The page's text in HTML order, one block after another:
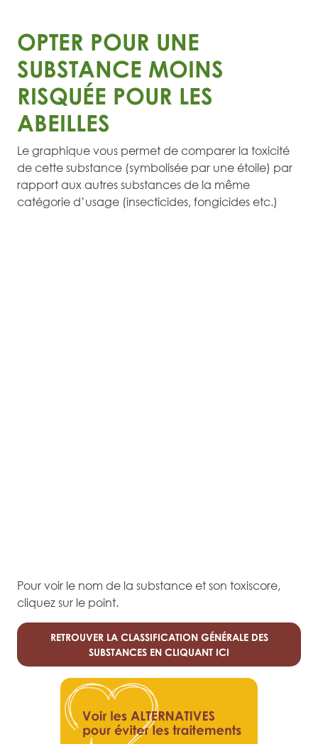
OPTER POUR UNE
SUBSTANCE MOINS
RISQUÉE POUR LES
ABEILLES
Le graphique vous permet de comparer la toxicité
de cette substance (symbolisée par une étoile) par
rapport aux autres substances de la même
catégorie d’usage (insecticides, fongicides etc.)
Pour voir le nom de la substance et son toxiscore,
cliquez sur le point.
RETROUVER LA CLASSIFICATION GÉNÉRALE DES
SUBSTANCES EN CLIQUANT ICI